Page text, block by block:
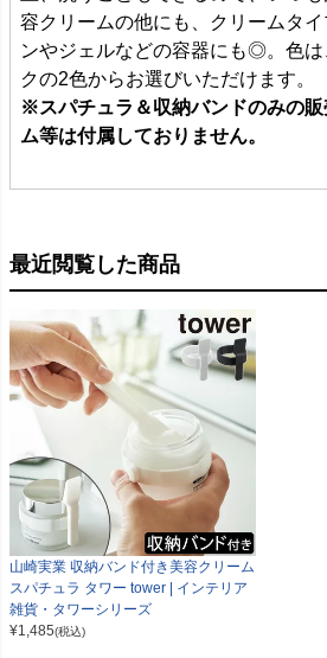
容クリームの他にも、クリームタ
ンやジェルなどの容器にも◎。色は
クの2色からお選びいただけます。
※スパチュラ＆収納バンドのみの
ム等は付属しておりません。
最近閲覧した商品
山崎実業 収納バンド付き美容クリーム
スパチュラ タワー tower | インテリア
雑貨・タワーシリーズ
¥1,485(税込)